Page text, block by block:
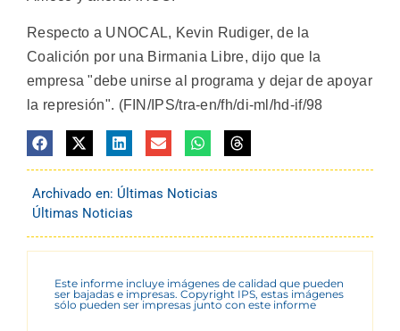
Respecto a UNOCAL, Kevin Rudiger, de la
Coalición por una Birmania Libre, dijo que la
empresa "debe unirse al programa y dejar de apoyar
la represión". (FIN/IPS/tra-en/fh/di-ml/hd-if/98
Archivado en: Últimas Noticias
Últimas Noticias
Este informe incluye imágenes de calidad que pueden
ser bajadas e impresas. Copyright IPS, estas imágenes
sólo pueden ser impresas junto con este informe